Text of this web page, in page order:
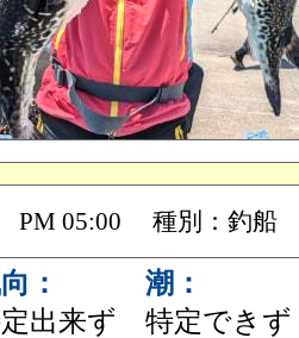
PM 05:00 種別：釣船
：
出来ず
潮：
特定できず